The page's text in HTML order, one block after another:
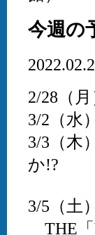
今週の
2/28（
3/2（水
3/3（木
か!?
3/5（土）
THE「